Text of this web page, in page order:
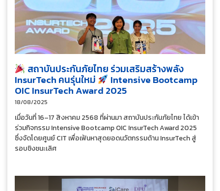
สถาบันประกันภัยไทย ร่วมเสริมสร้างพลัง
InsurTech คนรุ่นใหม่ Intensive Bootcamp
OIC InsurTech Award 2025
18/08/2025
เมื่อวันที่ 16–17 สิงหาคม 2568 ที่ผ่านมา สถาบันประกันภัยไทย ได้เข้า
ร่วมกิจกรรม Intensive Bootcamp OIC InsurTech Award 2025
ซึ่งจัดโดยศูนย์ CIT เพื่อเฟ้นหาสุดยอดนวัตกรรมด้าน InsurTech สู่
รอบชิงชนะเลิศ